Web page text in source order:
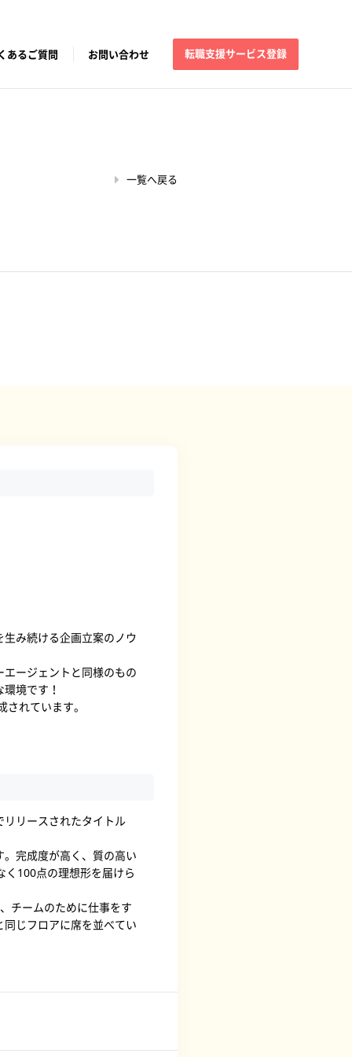
あるご質問 お問い合わせ 転職支援サービス登録
一覧へ戻る
み続ける企画立案のノウ
ージェントと同様のもの
境です！
れています。
リースされたタイトル
完成度が高く、質の高い
く100点の理想形を届けら
チームのために仕事をす
じフロアに席を並べてい